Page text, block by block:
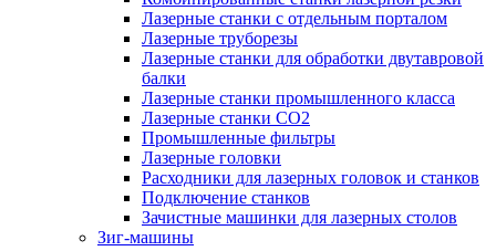
Лазерные станки с отдельным порталом
Лазерные труборезы
Лазерные станки для обработки двутавровой
балки
Лазерные станки промышленного класса
Лазерные станки CO2
Промышленные фильтры
Лазерные головки
Расходники для лазерных головок и станков
Подключение станков
Зачистные машинки для лазерных столов
Зиг-машины